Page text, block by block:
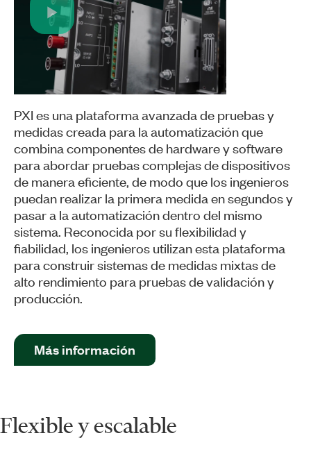
Play
Video
PXI es una plataforma avanzada de pruebas y
medidas creada para la automatización que
combina componentes de hardware y software
para abordar pruebas complejas de dispositivos
de manera eficiente, de modo que los ingenieros
puedan realizar la primera medida en segundos y
pasar a la automatización dentro del mismo
sistema. Reconocida por su flexibilidad y
fiabilidad, los ingenieros utilizan esta plataforma
para construir sistemas de medidas mixtas de
alto rendimiento para pruebas de validación y
producción.
Más información
Flexible y escalable